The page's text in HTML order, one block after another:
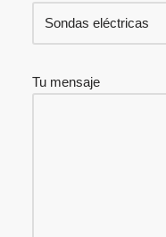
Tu mensaje